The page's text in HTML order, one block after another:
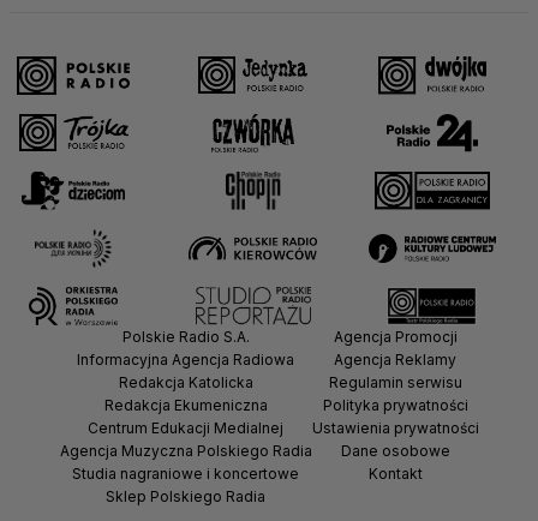
Polskie Radio S.A.
Informacyjna Agencja Radiowa
Redakcja Katolicka
Redakcja Ekumeniczna
Centrum Edukacji Medialnej
Agencja Muzyczna Polskiego Radia
Studia nagraniowe i koncertowe
Sklep Polskiego Radia
Agencja Promocji
Agencja Reklamy
Regulamin serwisu
Polityka prywatności
Ustawienia prywatności
Dane osobowe
Kontakt